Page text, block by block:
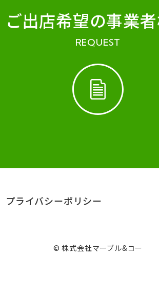
ご出店希望の事業
REQUEST
プライバシーポリシー
© 株式会社マーブル&コー